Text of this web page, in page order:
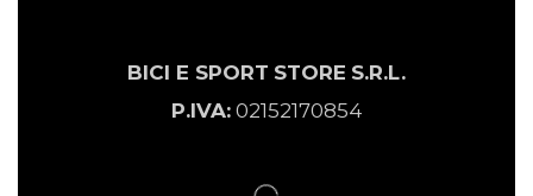
BICI E SPORT STORE S.R.L.
P.IVA:02152170854